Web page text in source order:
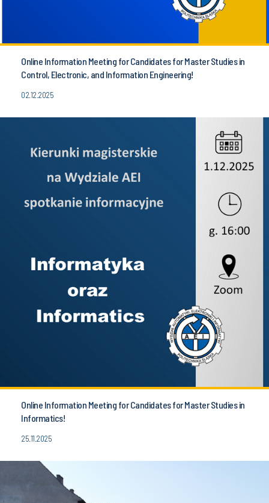
Online Information Meeting for Candidates for Master Studies in
Control, Electronic, and Information Engineering!
02.12.2025
Online Information Meeting for Candidates for Master Studies in
Informatics!
25.11.2025